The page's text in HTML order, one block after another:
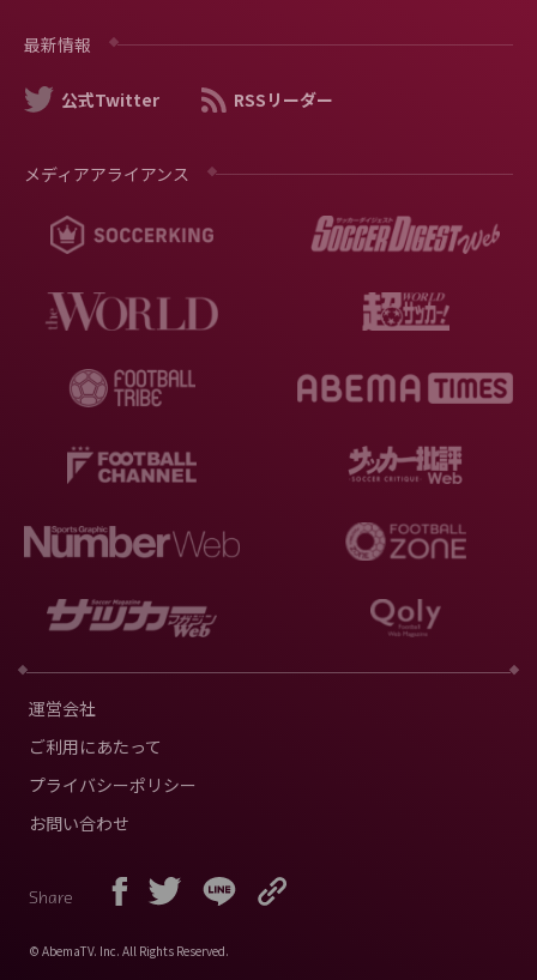
最新情報
公式Twitter RSSリーダー
メディアアライアンス
運営会社
ご利用にあたって
プライバシーポリシー
お問い合わせ
Share
© AbemaTV. Inc. All Rights Reserved.